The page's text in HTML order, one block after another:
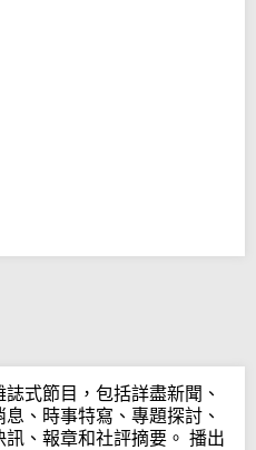
誌式節目，包括詳盡新聞、
息、時事特寫、專題探討、
訊、報章和社評摘要。 播出